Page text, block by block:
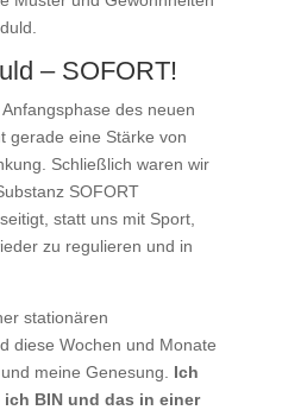
– SOFORT!
des neuen
gerade eine Stärke von
Schließlich waren wir
SOFORT
statt uns mit Sport,
zu regulieren und in
stationären
diese Wochen und Monate
meine Genesung.
Ich
BIN und das in einer